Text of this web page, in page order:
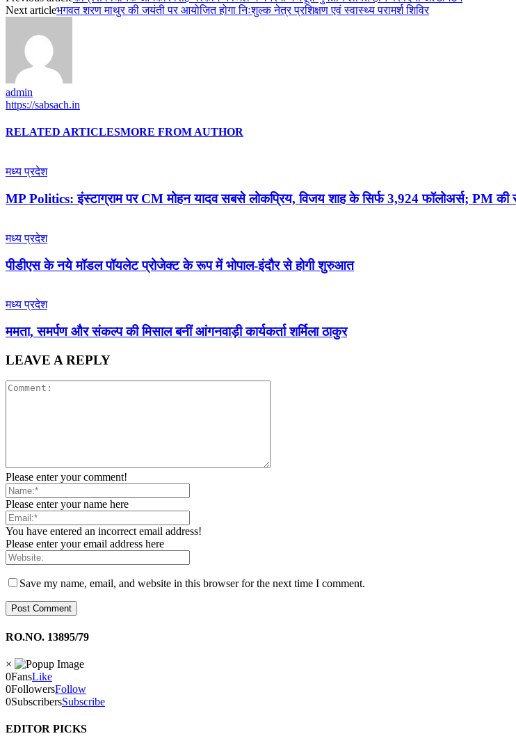
Next articleभगवत शरण माथुर की जयंती पर आयोजित होगा निःशुल्क नेत्र प्रशिक्षण एवं स्वास्थ्य परामर्श शिविर
admin
https://sabsach.in
RELATED ARTICLESMORE FROM AUTHOR
मध्य प्रदेश
MP Politics: इंस्टाग्राम पर CM मोहन यादव सबसे लोकप्रिय, विजय शाह के सिर्फ 3,924 फॉलोअर्स; PM की
मध्य प्रदेश
पीडीएस के नये मॉडल पॉयलेट प्रोजेक्ट के रूप में भोपाल-इंदौर से होगी शुरुआत
मध्य प्रदेश
ममता, समर्पण और संकल्प की मिसाल बनीं आंगनवाड़ी कार्यकर्ता शर्मिला ठाकुर
LEAVE A REPLY
Please enter your comment!
Please enter your name here
You have entered an incorrect email address!
Please enter your email address here
Save my name, email, and website in this browser for the next time I comment.
RO.NO. 13895/79
×
0FansLike
0FollowersFollow
0SubscribersSubscribe
EDITOR PICKS